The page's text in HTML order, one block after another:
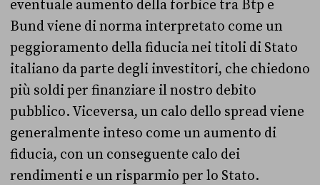
eventuale aumento della forbice tra Btp e
Bund viene di norma interpretato come un
peggioramento della fiducia nei titoli di Stato
italiano da parte degli investitori, che chiedono
più soldi per finanziare il nostro debito
pubblico. Viceversa, un calo dello spread viene
generalmente inteso come un aumento di
fiducia, con un conseguente calo dei
rendimenti e un risparmio per lo Stato.